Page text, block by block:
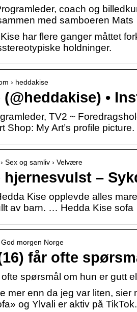
coach og
med samboeren
har flere ganger måttet
holdninger.
› heddakise
(@heddakise) •
TV2 ~
Shop: My Art’s profile
Sex og samliv › Velvære
hjernesvulst –
Kise opplevde alles
av barn. … Hedda Kise
morgen Norge
får ofte
spørsmål om hun er gutt
mer enn da jeg var liten,
og Ylvali er aktiv på TikTok.